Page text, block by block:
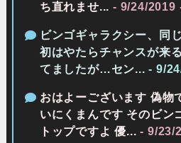
ち直れませ... - 9/24/2019
ビンゴギャラクシー、同
初はやたらチャンスが来
てましたが…セン... - 9/
おはよーございます 偽物
いにくまんです そのビン
トップですよ 優... - 9/23/